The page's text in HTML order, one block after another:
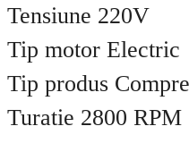
Tensiune 220V
Tip motor Electric
Tip produs
Turatie 2800 RPM